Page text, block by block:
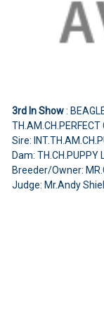
3rd In Show:
Sire:
Dam: TH.CH.PUPPY
Breeder/Owner:
Judge: Mr.Andy